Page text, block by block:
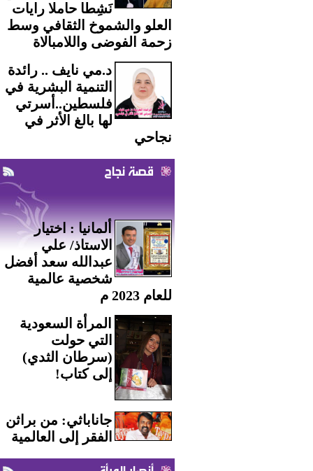
نَشِطا حاملا رايات
العلو والشموخ الثقافي وسط
زحمة الفوضى واللامبالاة
د.مي نايف .. رائدة
التنمية البشرية في
فلسطين..أسرتي
لها بالغ الأثر في
نجاحي
قصة نجاح
ألمانيا : اختيار
الاستاذ/ علي
عبدالله سعد أفضل
شخصية عالمية
للعام 2023 م
المرأة السعودية
التي حولت
(سرطان الثدي)
إلى كتاب!
جاناباثي: من براثن
الفقر إلى العالمية